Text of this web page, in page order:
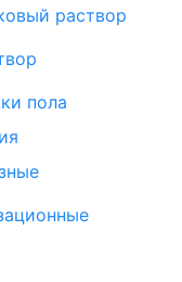
раствор
пола